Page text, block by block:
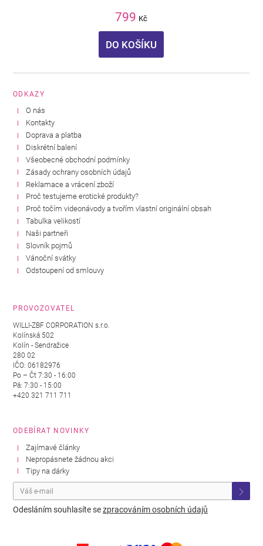
799 Kč
DO KOŠÍKU
ODKAZY
O nás
Kontakty
Doprava a platba
Diskrétní balení
Všeobecné obchodní podmínky
Zásady ochrany osobních údajů
Reklamace a vrácení zboží
Proč testujeme erotické produkty?
Proč točím videonávody a tvořím vlastní originální obsah
Tabulka velikostí
Naši partneři
Slovník pojmů
Vánoční svátky
Odstoupení od smlouvy
PROVOZOVATEL
WILLI-ZBF CORPORATION s.r.o.
Kolínská 502
Kolín - Sendražice
280 02
IČO: 06182976
Po – Čt 7:30 - 16:00
Pá: 7:30 - 15:00
+420 321 711 711
ODEBÍRAT NOVINKY
Zajímavé články
Nepropásnete žádnou akci
Tipy na dárky
Odesláním souhlasíte sezpracováním osobních údajů